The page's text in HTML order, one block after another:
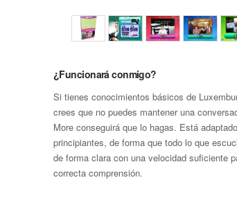
¿Funcionará conmigo?
Si tienes conocimientos básicos de
crees que no puedes mantener una
More conseguirá que lo hagas. Está
principiantes, de forma que todo lo que
de forma clara con una velocidad suficiente
correcta comprensión.